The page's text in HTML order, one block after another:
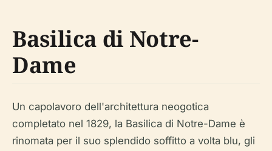
Basilica di Notre-
Dame
Un capolavoro dell'architettura neogotica
completato nel 1829, la Basilica di Notre-Dame è
rinomata per il suo splendido soffitto a volta blu, gli